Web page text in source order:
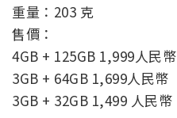
重量：203 克
售價：
4GB + 125GB 1,999人民
3GB + 64GB 1,699人民幣
3GB + 32GB 1,499 人民幣